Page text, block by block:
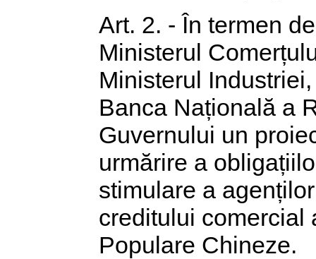
Art. 2. - În termen
Ministerul
Ministerul
Banca Națională a
Guvernului un
urmărire a
stimulare a
creditului comercial
Populare Chineze.